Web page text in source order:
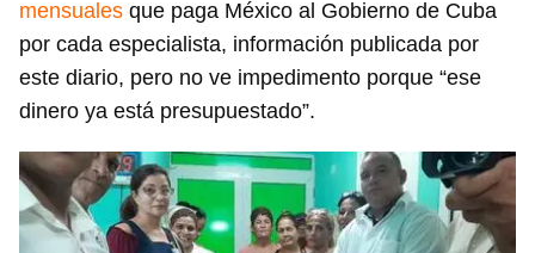
mensuales que paga México al Gobierno de Cuba
por cada especialista, información publicada por
este diario, pero no ve impedimento porque “ese
dinero ya está presupuestado”.